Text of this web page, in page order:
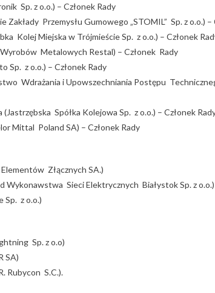
Sp. z o.o.) – Członek Rady
Zakłady Przemysłu Gumowego „STOMIL” Sp. z o.o.) –
Kolej Miejska w Trójmieście Sp. z o.o.) – Członek
Wyrobów Metalowych Restal) – Członek Rady
Sp. z o.o.) – Członek Rady
Wdrażania i Upowszechniania Postępu
Spółka Kolejowa Sp. z o.o.) – Członek
Mittal Poland SA) – Członek Rady
Złącznych SA.)
Wykonawstwa Sieci Elektrycznych Białystok Sp. z o.o.)
Sp. z o.o.)
Sp. z o.o)
SA)
Rubycon S.C.).